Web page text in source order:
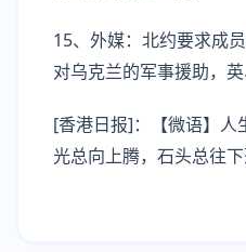
15、外媒：北约要求成
对乌克兰的军事援助，
[香港日报]：【微语】人
光总向上腾，石头总往下